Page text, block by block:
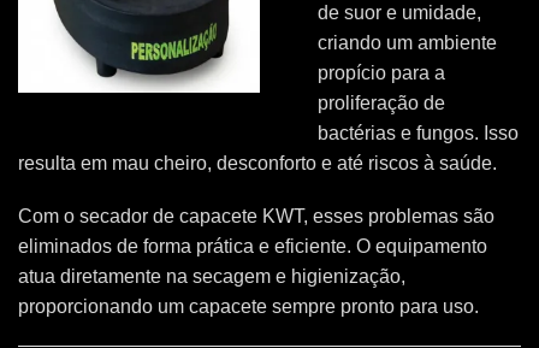
de suor e umidade,
criando um ambiente
propício para a
proliferação de
bactérias e fungos. Isso
resulta em mau cheiro, desconforto e até riscos à saúde.
Com o secador de capacete KWT, esses problemas são
eliminados de forma prática e eficiente. O equipamento
atua diretamente na secagem e higienização,
proporcionando um capacete sempre pronto para uso.